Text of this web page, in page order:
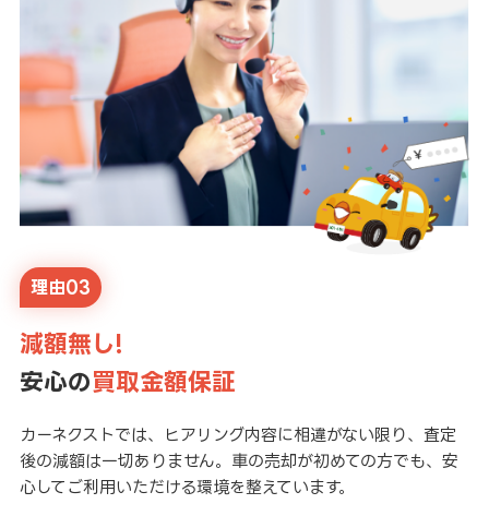
理由03
減額無し!
安心の買取金額保証
カーネクストでは、ヒアリング内容に相違がない限り、査定
後の減額は一切ありません。車の売却が初めての方でも、安
心してご利用いただける環境を整えています。